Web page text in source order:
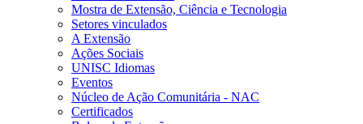
Mostra de Extensão, Ciência e Tecnologia
Setores vinculados
A Extensão
Ações Sociais
UNISC Idiomas
Eventos
Núcleo de Ação Comunitária - NAC
Certificados